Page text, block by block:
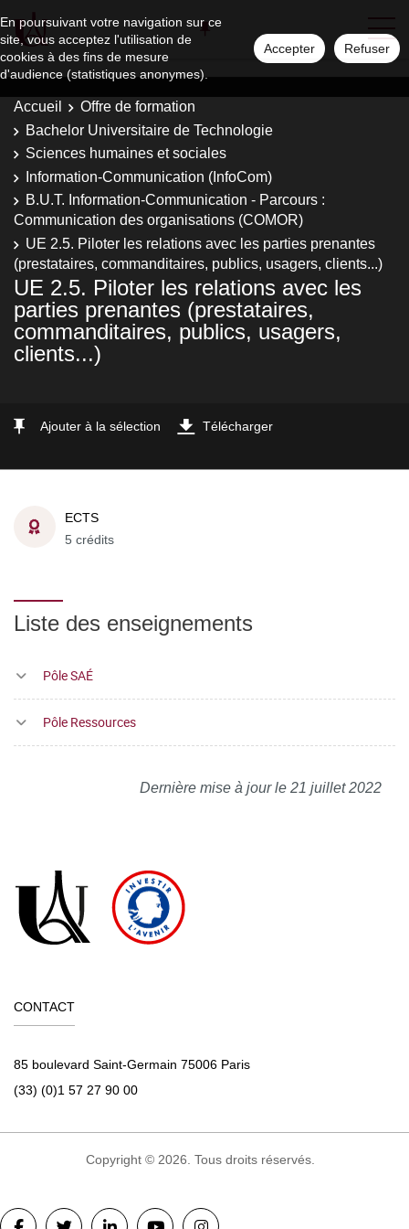
En poursuivant votre navigation sur ce
site, vous acceptez l'utilisation de
cookies à des fins de mesure
d'audience (statistiques anonymes).
Accepter Refuser
Accueil
Offre de formation
Bachelor Universitaire de Technologie
Sciences humaines et sociales
Information-Communication (InfoCom)
B.U.T. Information-Communication - Parcours :
Communication des organisations (COMOR)
UE 2.5. Piloter les relations avec les parties prenantes
(prestataires, commanditaires, publics, usagers, clients...)
UE 2.5. Piloter les relations avec les
parties prenantes (prestataires,
commanditaires, publics, usagers,
clients...)
Ajouter à la sélection Télécharger
ECTS
5 crédits
Liste des enseignements
Pôle SAÉ
Pôle Ressources
Dernière mise à jour le 21 juillet 2022
CONTACT
85 boulevard Saint-Germain 75006 Paris
(33) (0)1 57 27 90 00
Copyright © 2026. Tous droits réservés.